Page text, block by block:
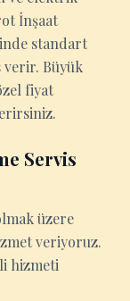
İnşaat
standart
verir. Büyük
fiyat
Servis
üzere
veriyoruz.
hizmeti